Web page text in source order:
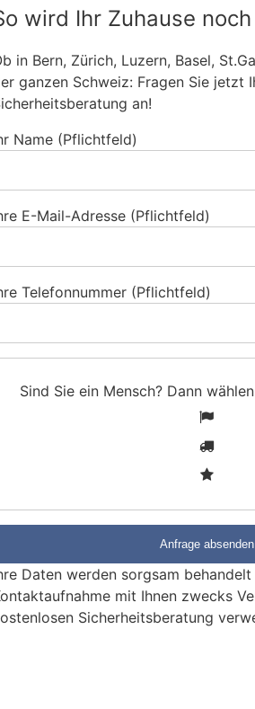
wird Ihr Zuhause
in Bern, Zürich, Luzern, Basel,
ganzen Schweiz: Fragen Sie jetzt
an!
Name (Pflichtfeld)
E-Mail-Adresse (Pflichtfeld)
Telefonnummer (Pflichtfeld)
Sind Sie ein Mensch? Dann
e
i
n
M
Daten werden sorgsam
mit Ihnen zwecks
Sicherheitsberatung